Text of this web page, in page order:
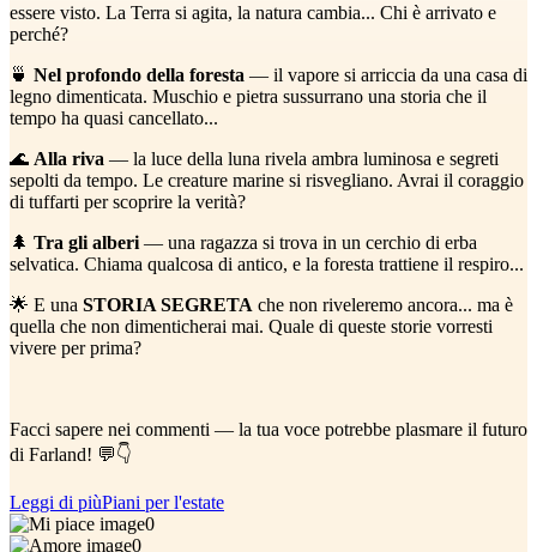
essere visto. La Terra si agita, la natura cambia... Chi è arrivato e
perché?
🍵 Nel profondo della foresta — il vapore si arriccia da una casa di
legno dimenticata. Muschio e pietra sussurrano una storia che il
tempo ha quasi cancellato...
🌊 Alla riva — la luce della luna rivela ambra luminosa e segreti
sepolti da tempo. Le creature marine si risvegliano. Avrai il coraggio
di tuffarti per scoprire la verità?
🌲 Tra gli alberi — una ragazza si trova in un cerchio di erba
selvatica. Chiama qualcosa di antico, e la foresta trattiene il respiro...
🌟 E una STORIA SEGRETA che non riveleremo ancora... ma è
quella che non dimenticherai mai. Quale di queste storie vorresti
vivere per prima?
Facci sapere nei commenti — la tua voce potrebbe plasmare il futuro
di Farland! 💬👇
Leggi di piùPiani per l'estate
0
0